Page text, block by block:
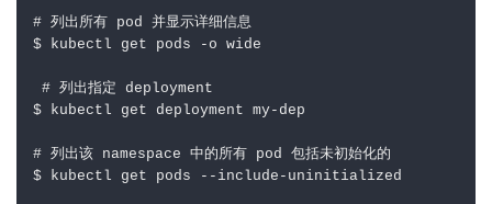
# 列出所有 pod 并显示详细信息
$ kubectl get pods -o wide
# 列出指定 deployment
$ kubectl get deployment my-dep
# 列出该 namespace 中的所有 pod 包括未初始化的
$ kubectl get pods --include-uninitialized